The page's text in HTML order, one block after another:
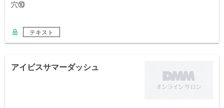
穴⑩
テキスト
アイビスサマーダッシュ